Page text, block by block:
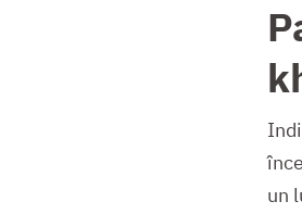
un